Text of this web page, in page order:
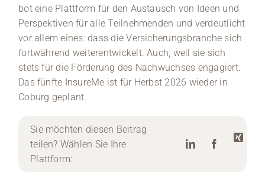
bot eine Plattform für den Austausch von Ideen und
Perspektiven für alle Teilnehmenden und verdeutlicht
vor allem eines: dass die Versicherungsbranche sich
fortwährend weiterentwickelt. Auch, weil sie sich
stets für die Förderung des Nachwuchses engagiert.
Das fünfte InsureMe ist für Herbst 2026 wieder in
Coburg geplant.
Sie möchten diesen Beitrag
teilen? Wählen Sie Ihre
Plattform: